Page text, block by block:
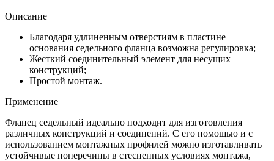
Описание
Благодаря удлиненным отверстиям в пластине
основания седельного фланца возможна регулировка;
Жесткий соединительный элемент для несущих
конструкций;
Простой монтаж.
Применение
Фланец седельный идеально подходит для изготовления
различных конструкций и соединений. С его помощью и с
использованием монтажных профилей можно изготавливать
устойчивые поперечины в стесненных условиях монтажа,